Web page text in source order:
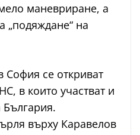
маневриране, а
„подяждане“ на
се откриват
в които участват и
върху Каравелов